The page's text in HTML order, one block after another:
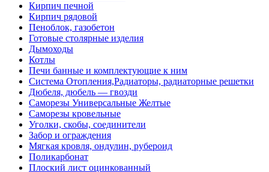
Кирпич печной
Кирпич рядовой
Пеноблок, газобетон
Готовые столярные изделия
Дымоходы
Котлы
Печи банные и комплектующие к ним
Система Отопления,Радиаторы, радиаторные решетки
Дюбеля, дюбель — гвозди
Саморезы Универсальные Желтые
Саморезы кровельные
Уголки, скобы, соединители
Забор и ограждения
Мягкая кровля, ондулин, рубероид
Поликарбонат
Плоский лист оцинкованный